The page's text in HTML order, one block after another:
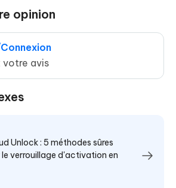
opinion
votre avis
Unlock : 5 méthodes sûres
verrouillage d'activation en